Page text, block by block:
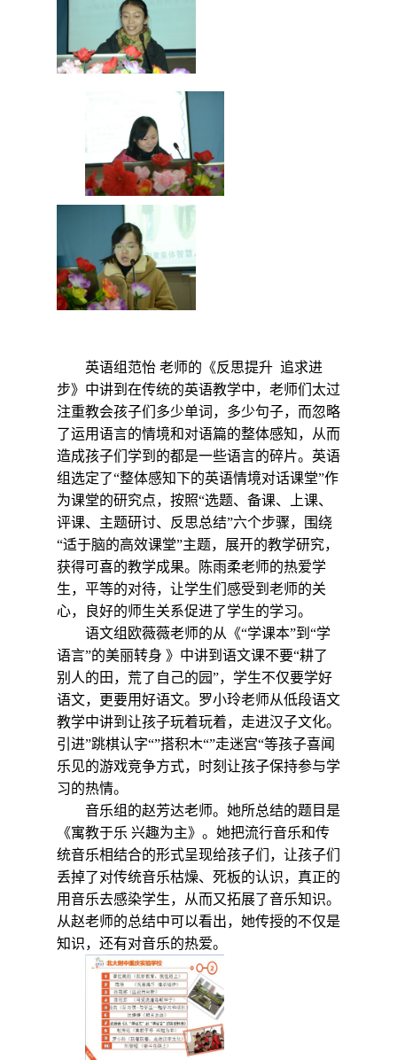
英语组范怡 老师的《反思提升 追求进
步》中讲到在传统的英语教学中，老师们太过
注重教会孩子们多少单词，多少句子，而忽略
了运用语言的情境和对语篇的整体感知，从而
造成孩子们学到的都是一些语言的碎片。英语
组选定了“整体感知下的英语情境对话课堂”作
为课堂的研究点，按照“选题、备课、上课、
评课、主题研讨、反思总结”六个步骤，围绕
“适于脑的高效课堂”主题，展开的教学研究，
获得可喜的教学成果。陈雨柔老师的热爱学
生，平等的对待，让学生们感受到老师的关
心，良好的师生关系促进了学生的学习。
语文组欧薇薇老师的从《“学课本”到 “学
语言”的美丽转身 》中讲到语文课不要“耕了
别人的田，荒了自己的园”，学生不仅要学好
语文，更要用好语文。罗小玲老师从低段语文
教学中讲到让孩子玩着玩着，走进汉子文化。
引进”跳棋认字“”搭积木“”走迷宫“等孩子喜闻
乐见的游戏竞争方式，时刻让孩子保持参与学
习的热情。
音乐组的赵芳达老师。她所总结的题目是
《寓教于乐 兴趣为主》。她把流行音乐和传
统音乐相结合的形式呈现给孩子们，让孩子们
丢掉了对传统音乐枯燥、死板的认识，真正的
用音乐去感染学生，从而又拓展了音乐知识。
从赵老师的总结中可以看出，她传授的不仅是
知识，还有对音乐的热爱。